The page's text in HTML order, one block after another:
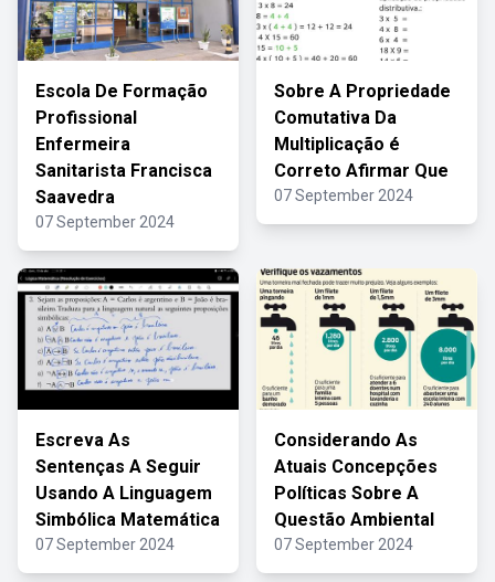
Escola De Formação
Profissional
Enfermeira
Sanitarista Francisca
Saavedra
07 September 2024
Sobre A Propriedade
Comutativa Da
Multiplicação é
Correto Afirmar Que
07 September 2024
Escreva As
Sentenças A Seguir
Usando A Linguagem
Simbólica Matemática
07 September 2024
Considerando As
Atuais Concepções
Políticas Sobre A
Questão Ambiental
07 September 2024